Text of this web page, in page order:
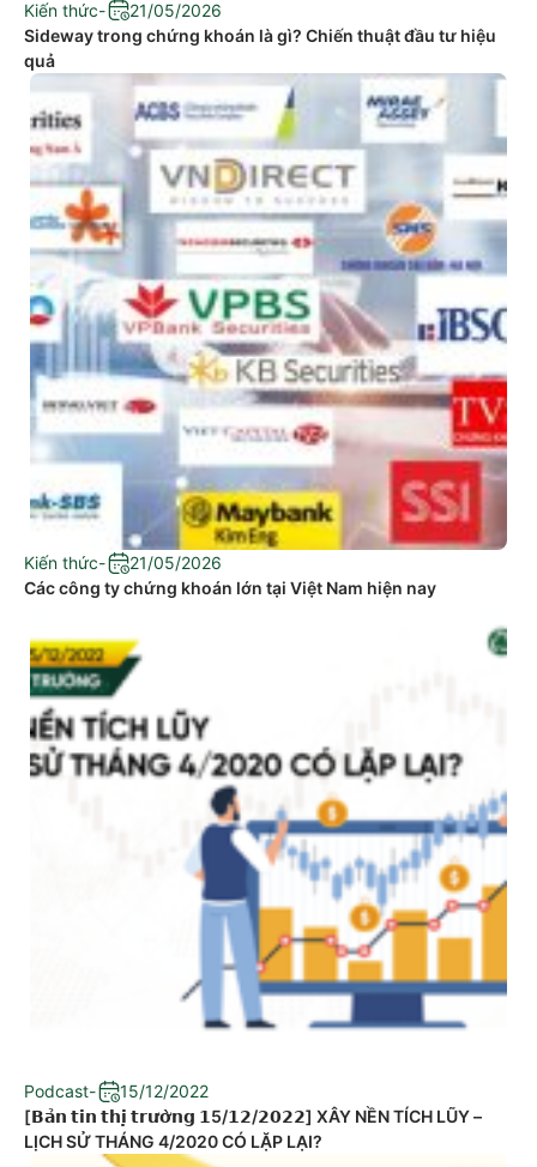
Kiến thức-
21/05/2026
Sideway trong chứng khoán là gì? Chiến thuật đầu tư hiệu
quả
Kiến thức-
21/05/2026
Các công ty chứng khoán lớn tại Việt Nam hiện nay
Podcast-
15/12/2022
[𝗕𝗮̉𝗻 𝘁𝗶𝗻 𝘁𝗵𝗶̣ 𝘁𝗿𝘂̛𝗼̛̀𝗻𝗴 𝟭5/𝟭𝟮/𝟮𝟬𝟮𝟮] XÂY NỀN TÍCH LŨY –
LỊCH SỬ THÁNG 4/2020 CÓ LẶP LẠI?